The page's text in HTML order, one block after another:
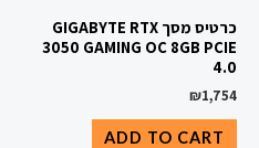
כרטיס מסך GIGABYTE RTX
3050 GAMING OC 8GB PCIE
4.0
₪1,754
ADD TO CART